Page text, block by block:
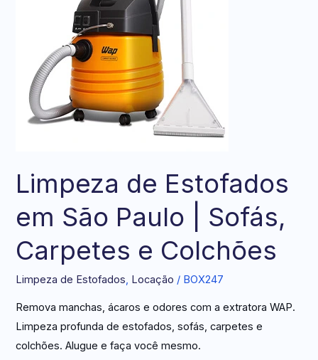
Limpeza de Estofados
em São Paulo | Sofás,
Carpetes e Colchões
Limpeza de Estofados, Locação / BOX247
Remova manchas, ácaros e odores com a extratora WAP.
Limpeza profunda de estofados, sofás, carpetes e
colchões. Alugue e faça você mesmo.
Sofás,
Carpetes